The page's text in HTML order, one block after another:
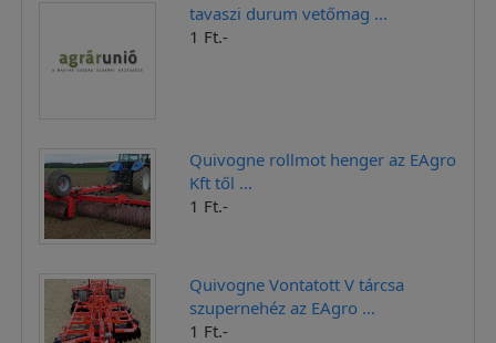
tavaszi durum vetőmag ...
1 Ft.-
Quivogne rollmot henger az EAgro
Kft től ...
1 Ft.-
Quivogne Vontatott V tárcsa
szupernehéz az EAgro ...
1 Ft.-